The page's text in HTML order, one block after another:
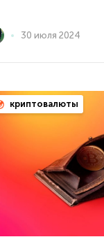
30 июля 2024
криптовалюты